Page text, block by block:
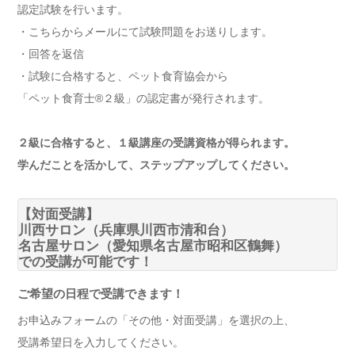
認定試験を行います。
・こちらからメールにて試験問題をお送りします。
・回答を返信
・試験に合格すると、ペット食育協会から
「ペット食育士®️２級」の認定書が発行されます。
２級に合格すると、１級講座の受講資格が得られます。
学んだことを活かして、ステップアップしてください。
【対面受講】
川西サロン（兵庫県川西市清和台）
名古屋サロン（愛知県名古屋市昭和区鶴舞）
での受講が可能です！
ご希望の日程で受講できます！
お申込みフォームの「その他・対面受講」を選択の上、
受講希望日を入力してください。